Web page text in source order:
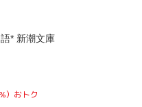
* 新潮文庫
）おトク